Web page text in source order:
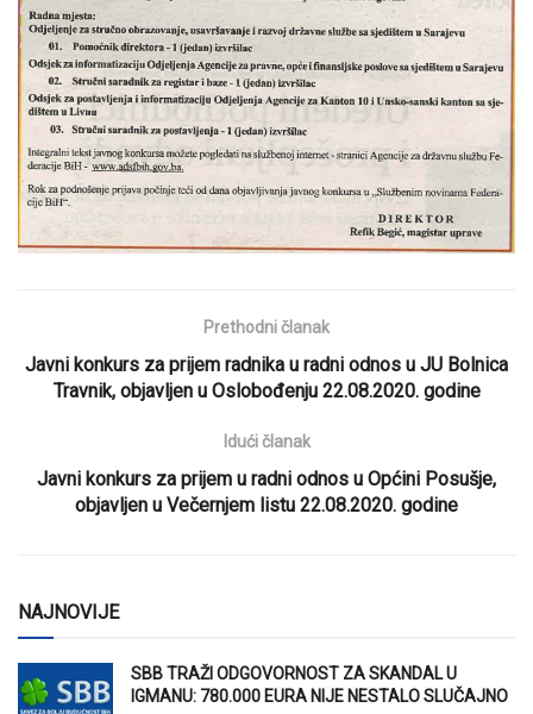
Prethodni članak
Javni konkurs za prijem radnika u radni odnos u JU Bolnica
Travnik, objavljen u Oslobođenju 22.08.2020. godine
Idući članak
Javni konkurs za prijem u radni odnos u Općini Posušje,
objavljen u Večernjem listu 22.08.2020. godine
NAJNOVIJE
SBB TRAŽI ODGOVORNOST ZA SKANDAL U
IGMANU: 780.000 EURA NIJE NESTALO SLUČAJNO